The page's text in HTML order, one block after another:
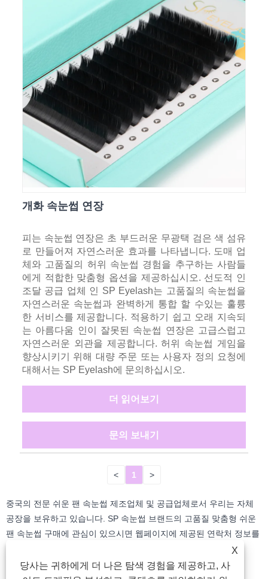
개화 속눈썹 연장
피는 속눈썹 연장은 초 부드러운 무광택 검은 색 섬유
로 만들어져 자연스러운 효과를 나타냅니다. 도매 업
체와 고품질의 허위 속눈썹 경험을 추구하는 사람들
에게 적합한 맞춤형 옵션을 제공하십시오. 선도적 인
조달 공급 업체 인 SP Eyelash는 고품질의 속눈썹을
자연스러운 속눈썹과 완벽하게 통합 할 수있는 훌륭
한 서비스를 제공합니다. 적용하기 쉽고 오래 지속되
는 아름다움 인이 잘못된 속눈썹 연장은 고급스럽고
자연스러운 외관을 제공합니다. 허위 속눈썹 게임을
향상시키기 위해 대량 주문 또는 사용자 정의 요청에
대해서는 SP Eyelash에 문의하십시오.
더 읽어보기
문의 보내기
< 1 >
중국의 전문 쉬운 팬 속눈썹 제조업체 및 공급업체로서 우리는 자체
공장을 보유하고 있습니다. SP 속눈썹 브랜드의 고품질 맞춤형 쉬운
팬 속눈썹 구매에 관심이 있으시면 웹페이지에 제공된 연락처 정보를
X
당사는 귀하에게 더 나은 탐색 경험을 제공하고, 사